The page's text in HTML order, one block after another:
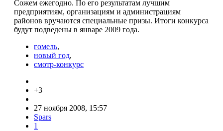
Сожем ежегодно. По его результатам лучшим
предприятиям, организациям и администрациям
районов вручаются специальные призы. Итоги конкурса
будут подведены в январе 2009 года.
гомель,
новый год,
смотр-конкурс
+3
27 ноября 2008, 15:57
Spars
1